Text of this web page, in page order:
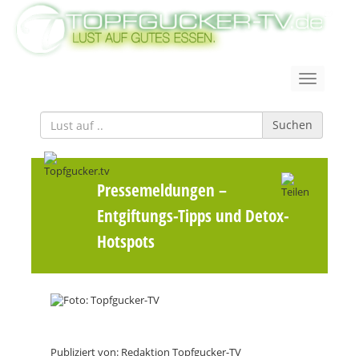
Suchen
Pressemeldungen –
Entgiftungs-Tipps und Detox-
Hotspots
Publiziert von: Redaktion Topfgucker-TV